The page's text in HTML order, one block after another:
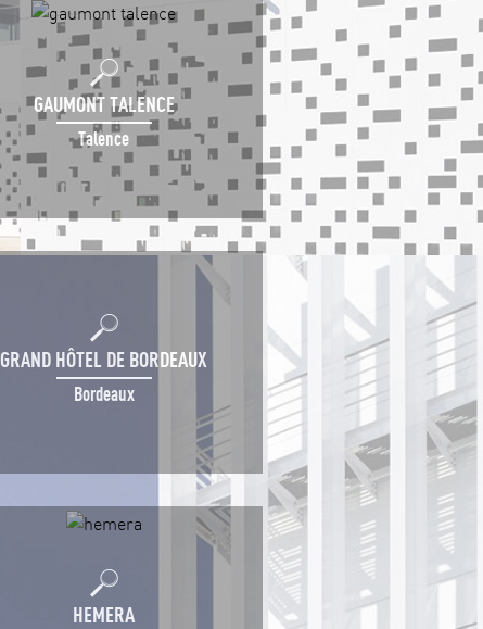
GAUMONT TALENCE
Talence
GRAND HÔTEL DE BORDEAUX
Bordeaux
HEMERA